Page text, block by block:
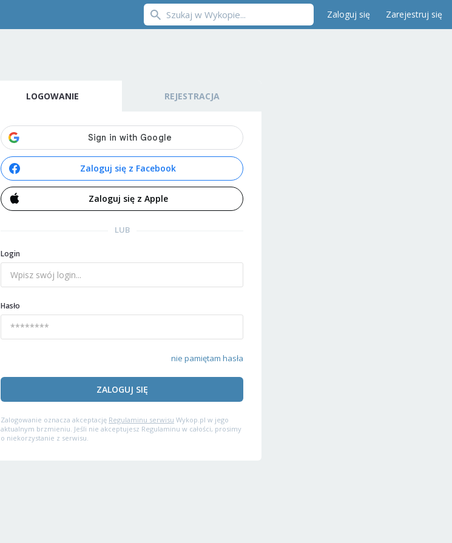
Zaloguj się Zarejestruj się
LOGOWANIE REJESTRACJA
Zaloguj się z Facebook
Zaloguj się z Apple
LUB
Login
Hasło
nie pamiętam hasła
ZALOGUJ SIĘ
Zalogowanie oznacza akceptację Regulaminu serwisu Wykop.pl w jego
aktualnym brzmieniu. Jeśli nie akceptujesz Regulaminu w całości, prosimy
o niekorzystanie z serwisu.